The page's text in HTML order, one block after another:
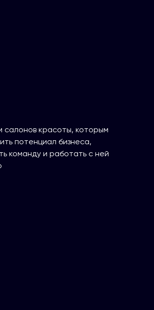
салонов красоты, которым
потенциал бизнеса,
команду и работать с ней